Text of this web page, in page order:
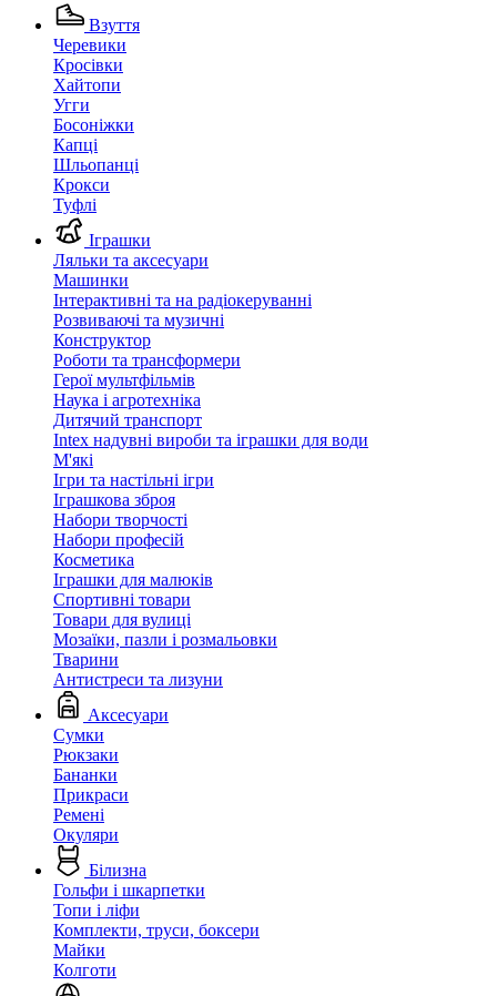
Взуття
Черевики
Кросівки
Хайтопи
Угги
Босоніжки
Капці
Шльопанці
Крокси
Туфлі
Іграшки
Ляльки та аксесуари
Машинки
Інтерактивні та на радіокеруванні
Розвиваючі та музичні
Конструктор
Роботи та трансформери
Герої мультфільмів
Наука і агротехніка
Дитячий транспорт
Intex надувні вироби та іграшки для води
М'які
Ігри та настільні ігри
Іграшкова зброя
Набори творчості
Набори професій
Косметика
Іграшки для малюків
Спортивні товари
Товари для вулиці
Мозаїки, пазли і розмальовки
Тварини
Антистреси та лизуни
Аксесуари
Сумки
Рюкзаки
Бананки
Прикраси
Ремені
Окуляри
Білизна
Гольфи і шкарпетки
Топи і ліфи
Комплекти, труси, боксери
Майки
Колготи